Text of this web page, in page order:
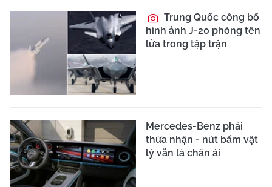
Trung Quốc công bố
hình ảnh J-20 phóng tên
lửa trong tập trận
Mercedes-Benz phải
thừa nhận - nút bấm vật
lý vẫn là chân ái